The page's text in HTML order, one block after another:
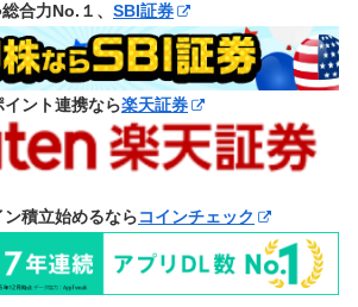
合力No.１、 SBI証券
イント連携なら楽天証券
積立始めるならコインチェック